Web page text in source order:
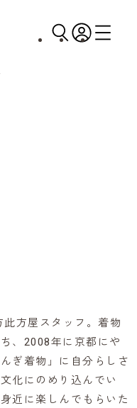
方屋スタッフ。着物
、2008年に京都にや
ぎ着物」に自分らしさ
化にのめり込んでい
近に楽しんでもらいた